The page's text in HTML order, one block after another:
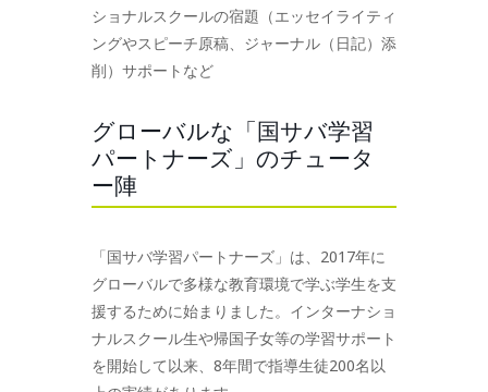
ショナルスクールの宿題（エッセイライティ
ングやスピーチ原稿、ジャーナル（日記）添
削）サポートなど
グローバルな「国サバ学習
パートナーズ」のチュータ
ー陣
「国サバ学習パートナーズ」は、2017年に
グローバルで多様な教育環境で学ぶ学生を支
援するために始まりました。インターナショ
ナルスクール生や帰国子女等の学習サポート
を開始して以来、8年間で指導生徒200名以